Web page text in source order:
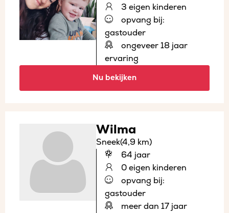
3 eigen kinderen
opvang bij:
gastouder
ongeveer 18 jaar
ervaring
Nu bekijken
Wilma
Sneek(4,9 km)
64 jaar
0 eigen kinderen
opvang bij:
gastouder
meer dan 17 jaar